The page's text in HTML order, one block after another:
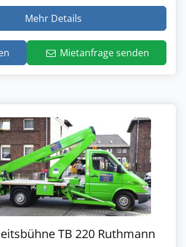
Mehr Details
Mietanfrage senden
TB 220 Ruthmann